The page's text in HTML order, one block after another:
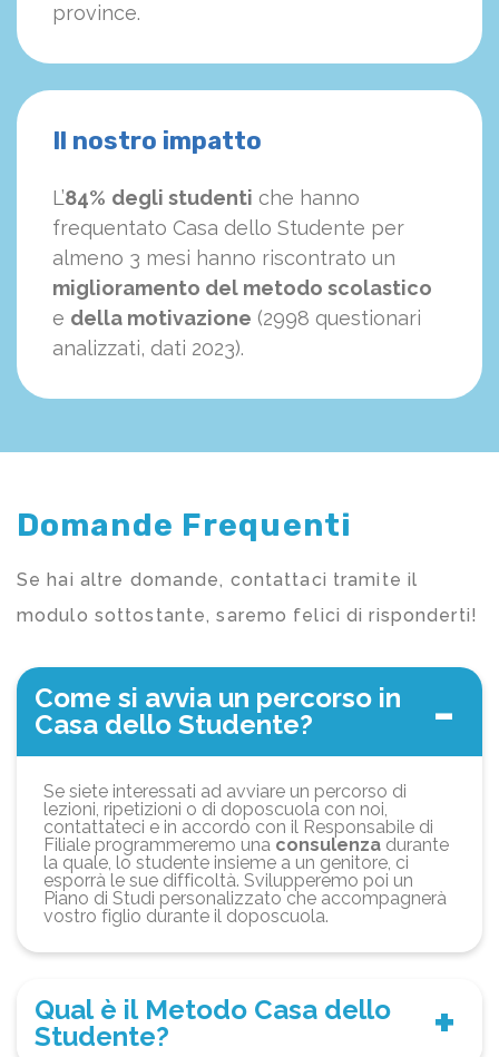
province.
Il nostro impatto
L’84% degli studenti che hanno
frequentato Casa dello Studente per
almeno 3 mesi hanno riscontrato un
miglioramento del metodo scolastico
e della motivazione (2998 questionari
analizzati, dati 2023).
Domande Frequenti
Se hai altre domande, contattaci tramite il
modulo sottostante, saremo felici di risponderti!
Come si avvia un percorso in
Casa dello Studente?
Se siete interessati ad avviare un percorso di
lezioni, ripetizioni o di doposcuola con noi,
contattateci e in accordo con il Responsabile di
Filiale programmeremo una consulenza durante
la quale, lo studente insieme a un genitore, ci
esporrà le sue difficoltà. Svilupperemo poi un
Piano di Studi personalizzato che accompagnerà
vostro figlio durante il doposcuola.
Qual è il Metodo Casa dello
Studente?